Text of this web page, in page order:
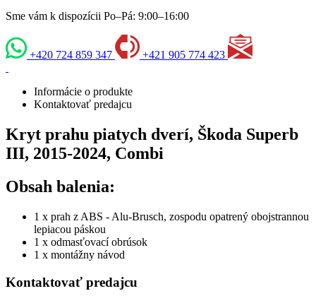
Sme vám k dispozícii Po–Pá: 9:00–16:00
+420 724 859 347 +421 905 774 423
Informácie o produkte
Kontaktovať predajcu
Kryt prahu piatych dverí, Škoda Superb
III, 2015-2024, Combi
Obsah balenia:
1 x prah z ABS - Alu-Brusch, zospodu opatrený obojstrannou
lepiacou páskou
1 x odmasťovací obrúsok
1 x montážny návod
Kontaktovať predajcu